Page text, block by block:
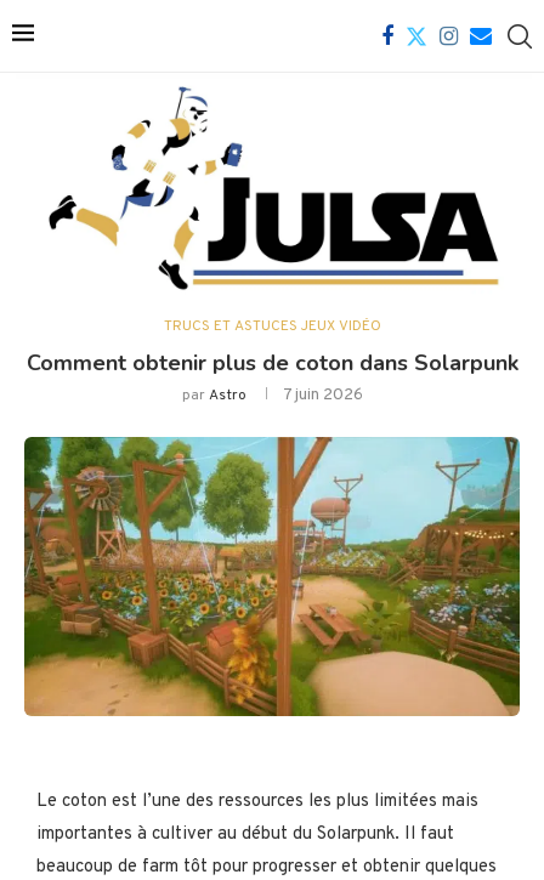
TRUCS ET ASTUCES JEUX VIDÉO
Comment obtenir plus de coton dans Solarpunk
parAstro 7 juin 2026
Le coton est l’une des ressources les plus limitées mais
importantes à cultiver au début du Solarpunk. Il faut
beaucoup de farm tôt pour progresser et obtenir quelques